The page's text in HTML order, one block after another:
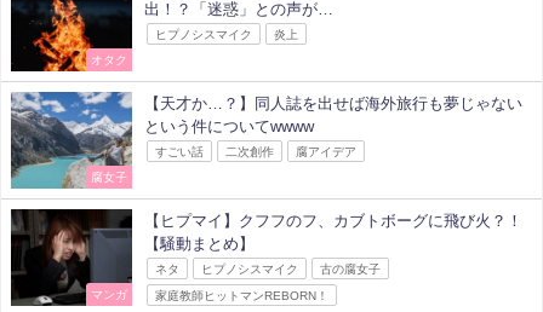
オタク
出！？「迷惑」との声が…
ヒプノシスマイク 炎上
腐女子
【天才か…？】同人誌を出せば海外旅行も夢じゃない
という件についてwwww
すごい話 二次創作 腐アイデア
マンガ
【ヒプマイ】クフフのフ、カブトボーグに飛び火？！
【騒動まとめ】
ネタ ヒプノシスマイク 古の腐女子
家庭教師ヒットマンREBORN！